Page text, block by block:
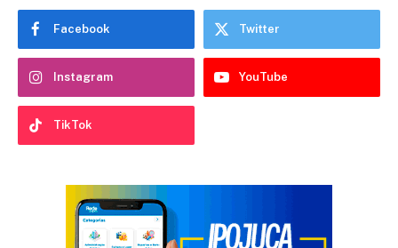
Facebook Twitter
Instagram YouTube
TikTok